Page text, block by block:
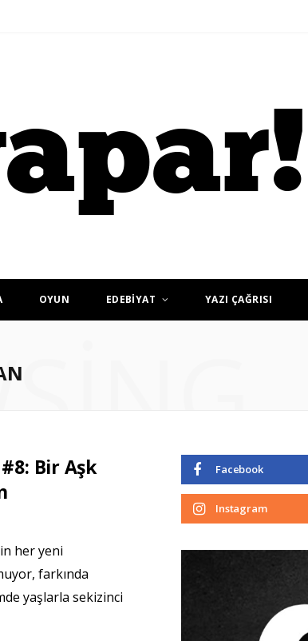
OYUN EDEBİYAT YAZI ÇAĞRISI
#8: Bir Aşk
her yeni
farkında
yaşlarla sekizinci
Facebook
Instagram